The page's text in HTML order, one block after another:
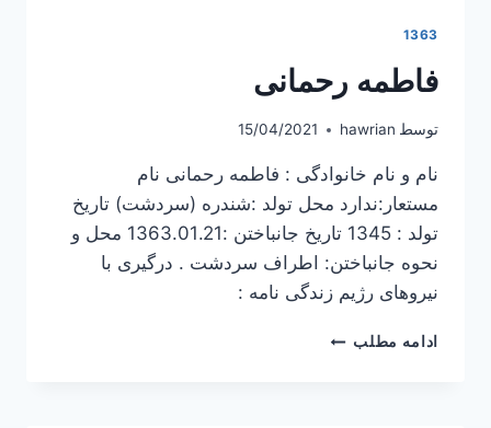
1363
فاطمه رحمانی
توسط hawrian
15/04/2021
نام و نام خانوادگی : فاطمه رحمانی نام
مستعار:ندارد محل تولد :شندره (سردشت) تاریخ
تولد : 1345 تاریخ جانباختن :1363.01.21 محل و
نحوه جانباختن: اطراف سردشت . درگیری با
نیروهای رژیم زندگی نامه :
ادامه مطلب فاطمه